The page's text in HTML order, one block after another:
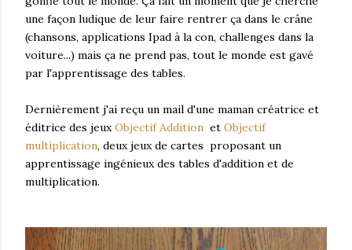
une façon ludique de leur faire rentrer ça dans le crâne
(chansons, applications Ipad à la con, challenges dans la
voiture...) mais ça ne prend pas, tout le monde est gavé
par l'apprentissage des tables.
Dernièrement j'ai reçu un mail d'une maman créatrice et
éditrice des jeuxObjectif Addition et Objectif
multiplication, deux jeux de cartes proposant un
apprentissage ingénieux des tables d'addition et de
multiplication.